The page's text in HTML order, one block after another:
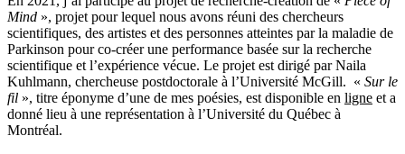
Mind », projet pour lequel nous avons réuni des chercheurs
scientifiques, des artistes et des personnes atteintes par la maladie de
Parkinson pour co-créer une performance basée sur la recherche
scientifique et l’expérience vécue. Le projet est dirigé par Naila
Kuhlmann, chercheuse postdoctorale à l’Université McGill. « Sur le
fil », titre éponyme d’une de mes poésies, est disponible en ligne et a
donné lieu à une représentation à l’Université du Québec à
Montréal.